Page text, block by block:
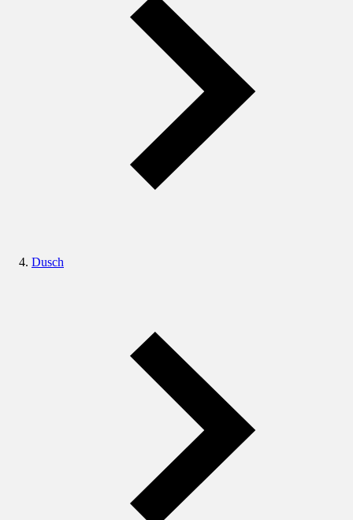
Dusch